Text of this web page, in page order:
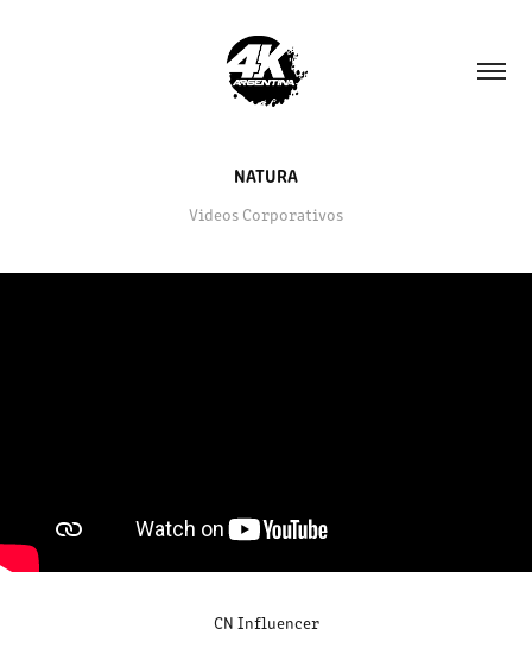
NATURA
Videos Corporativos
CN Influencer